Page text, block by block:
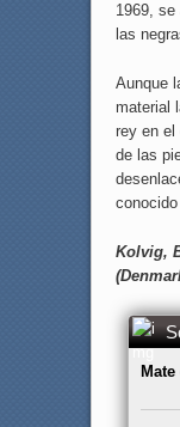
1969,
las
Aunque
material
rey en el
de las
Kolvig,
Mate